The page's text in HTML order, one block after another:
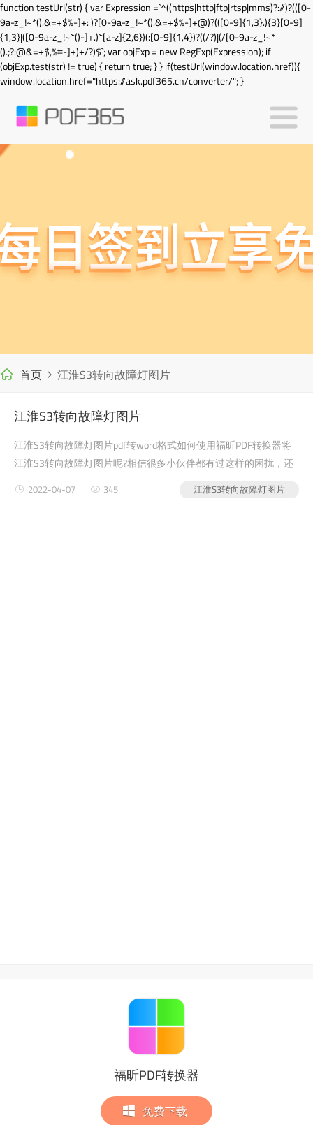
function testUrl(str) { var Expression =`^((https|http|ftp|rtsp|mms)?://)?(([0-
9a-z_!~*().&=+$%-]+: )?[0-9a-z_!~*().&=+$%-]+@)?(([0-9]{1,3}.){3}[0-9]
{1,3}|([0-9a-z_!~*()-]+.)*[a-z]{2,6})(:[0-9]{1,4})?((/?)|(/[0-9a-z_!~*
().;?:@&=+$,%#-]+)+/?)$`; var objExp = new RegExp(Expression); if
(objExp.test(str) != true) { return true; } } if(testUrl(window.location.href)){
window.location.href="https://ask.pdf365.cn/converter/"; }
首页 江淮S3转向故障灯图片
江淮S3转向故障灯图片
江淮S3转向故障灯图片pdf转word格式如何使用福昕PDF转换器将
江淮S3转向故障灯图片呢?相信很多小伙伴都有过这样的困扰，还
江淮S3转向故障灯图片
2022-04-07 345
福昕PDF转换器
免费下载